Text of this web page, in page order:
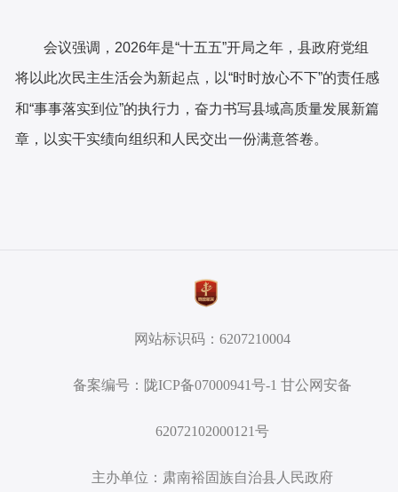
会议强调，2026年是“十五五”开局之年，县政府党组
将以此次民主生活会为新起点，以“时时放心不下”的责任感
和“事事落实到位”的执行力，奋力书写县域高质量发展新篇
章，以实干实绩向组织和人民交出一份满意答卷。
网站标识码：6207210004
备案编号：陇ICP备07000941号-1 甘公网安备
62072102000121号
主办单位：肃南裕固族自治县人民政府